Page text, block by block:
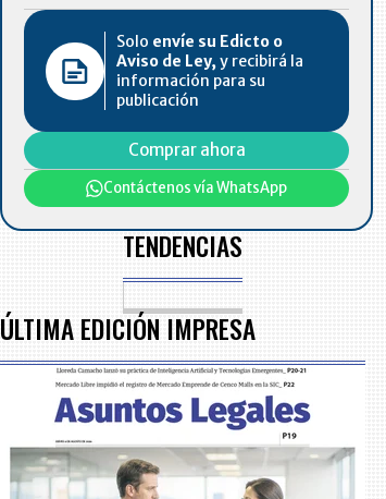
Solo envíe su Edicto o
Aviso de Ley, y recibirá la
información para su
publicación
Comprar ahora
Contáctenos vía WhatsApp
TENDENCIAS
ÚLTIMA EDICIÓN IMPRESA